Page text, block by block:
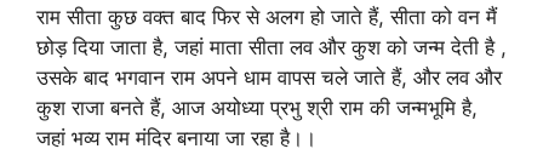
राम सीता कुछ वक्त बाद फिर से अलग हो जाते हैं, सीता को वन मैं
छोड़ दिया जाता है, जहां माता सीता लव और कुश को जन्म देती है ,
उसके बाद भगवान राम अपने धाम वापस चले जाते हैं, और लव और
कुश राजा बनते हैं, आज अयोध्या प्रभु श्री राम की जन्मभूमि है,
जहां भव्य राम मंदिर बनाया जा रहा है।।